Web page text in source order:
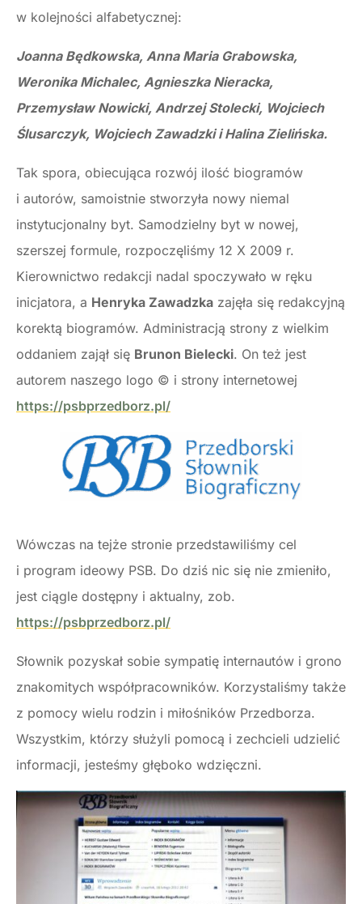
w kolejności alfabetycznej:
Joanna Będkowska, Anna Maria Grabowska,
Weronika Michalec, Agnieszka Nieracka,
Przemysław Nowicki, Andrzej Stolecki, Wojciech
Ślusarczyk, Wojciech Zawadzki i Halina Zielińska.
Tak spora, obiecująca rozwój ilość biogramów
i autorów, samoistnie stworzyła nowy niemal
instytucjonalny byt. Samodzielny byt w nowej,
szerszej formule, rozpoczęliśmy 12 X 2009 r.
Kierownictwo redakcji nadal spoczywało w ręku
inicjatora, a Henryka Zawadzka zajęła się redakcyjną
korektą biogramów. Administracją strony z wielkim
oddaniem zajął się Brunon Bielecki. On też jest
autorem naszego logo © i strony internetowej
https://psbprzedborz.pl/
Wówczas na tejże stronie przedstawiliśmy cel
i program ideowy PSB. Do dziś nic się nie zmieniło,
jest ciągle dostępny i aktualny, zob.
https://psbprzedborz.pl/
Słownik pozyskał sobie sympatię internautów i grono
znakomitych współpracowników. Korzystaliśmy także
z pomocy wielu rodzin i miłośników Przedborza.
Wszystkim, którzy służyli pomocą i zechcieli udzielić
informacji, jesteśmy głęboko wdzięczni.